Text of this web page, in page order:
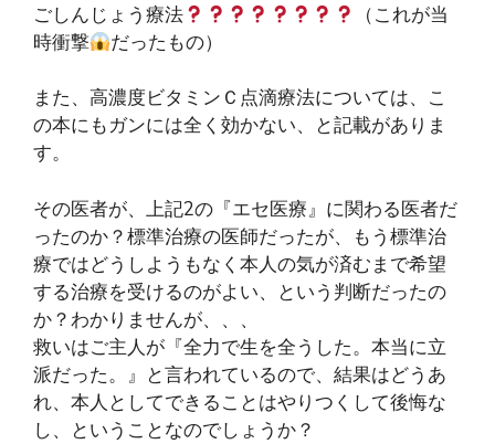
ごしんじょう療法
（これが当
時衝撃
だったもの）
また、高濃度ビタミンＣ点滴療法については、こ
の本にもガンには全く効かない、と記載がありま
す。
その医者が、上記2の『エセ医療』に関わる医者だ
ったのか？標準治療の医師だったが、もう標準治
療ではどうしようもなく本人の気が済むまで希望
する治療を受けるのがよい、という判断だったの
か？わかりませんが、、、
救いはご主人が『全力で生を全うした。本当に立
派だった。』と言われているので、結果はどうあ
れ、本人としてできることはやりつくして後悔な
し、ということなのでしょうか？